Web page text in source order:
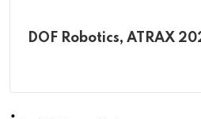
DOF Robotics, ATRAX